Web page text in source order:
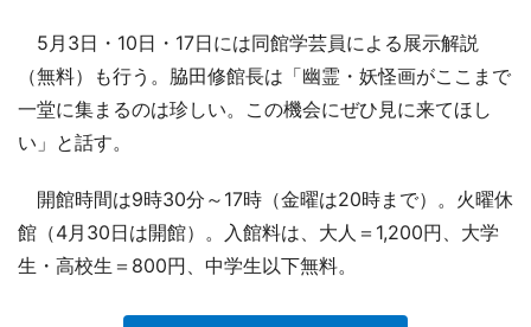
5月3日・10日・17日には同館学芸員による展示解説
（無料）も行う。脇田修館長は「幽霊・妖怪画がここまで
一堂に集まるのは珍しい。この機会にぜひ見に来てほし
い」と話す。
開館時間は9時30分～17時（金曜は20時まで）。火曜休
館（4月30日は開館）。入館料は、大人＝1,200円、大学
生・高校生＝800円、中学生以下無料。